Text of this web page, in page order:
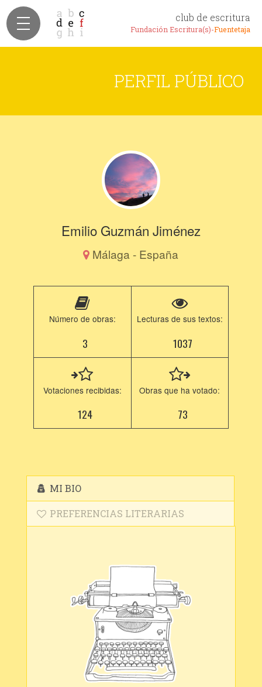
club de escritura
Fundación Escritura(s)-Fuentetaja
PERFIL PÚBLICO
Emilio Guzmán Jiménez
Málaga - España
Número de obras:
3
Lecturas de sus textos:
1037
Votaciones recibidas:
124
Obras que ha votado:
73
MI BIO
PREFERENCIAS LITERARIAS